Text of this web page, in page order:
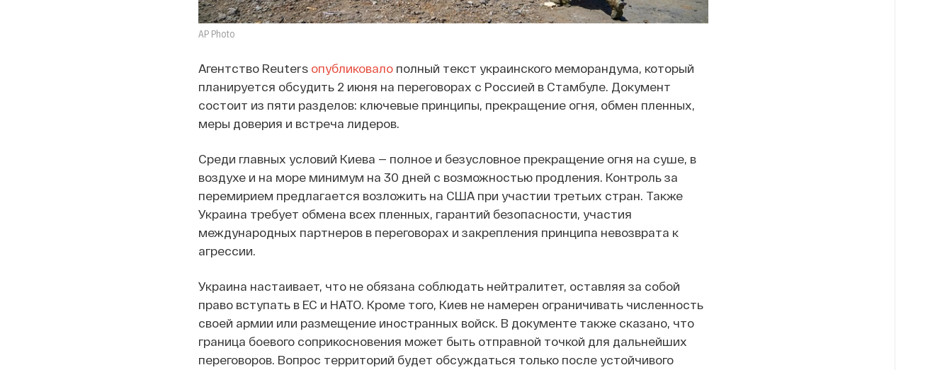
AP Photo
Агентство Reuters опубликовалополный текст украинского меморандума, который
планируется обсудить 2 июня на переговорах с Россией в Стамбуле. Документ
состоит из пяти разделов: ключевые принципы, прекращение огня, обмен пленных,
меры доверия и встреча лидеров.
Среди главных условий Киева — полное и безусловное прекращение огня на суше, в
воздухе и на море минимум на 30 дней с возможностью продления. Контроль за
перемирием предлагается возложить на США при участии третьих стран. Также
Украина требует обмена всех пленных, гарантий безопасности, участия
международных партнеров в переговорах и закрепления принципа невозврата к
агрессии.
Украина настаивает, что не обязана соблюдать нейтралитет, оставляя за собой
право вступать в ЕС и НАТО. Кроме того, Киев не намерен ограничивать численность
своей армии или размещение иностранных войск. В документе также сказано, что
граница боевого соприкосновения может быть отправной точкой для дальнейших
переговоров. Вопрос территорий будет обсуждаться только после устойчивого